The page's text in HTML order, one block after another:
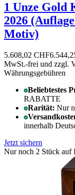
1 Unze Gold
2026
Motiv)
5.608,02 CHF
MwSt.-frei und zzgl.
Währungsgebühren
Beliebtestes
RABATTE
Rarität: Nur
innerhalb
Jetzt sichern
Nur noch 2 Stück auf